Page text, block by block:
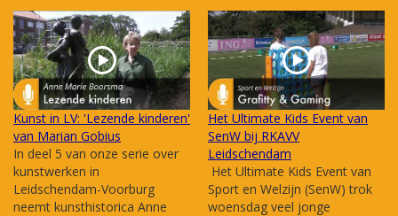
Kunst in LV: 'Lezende kinderen'
van Marian Gobius
In deel 5 van onze serie over
kunstwerken in
Leidschendam-Voorburg
neemt kunsthistorica Anne
Het Ultimate Kids Event van
SenW bij RKAVV
Leidschendam
Het Ultimate Kids Event van
Sport en Welzijn (SenW) trok
woensdag veel jonge